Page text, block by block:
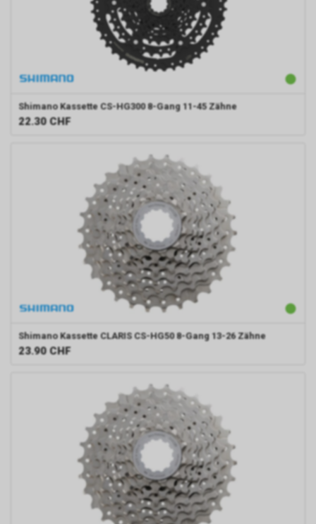
Shimano Kassette CS-HG300 8-Gang 11-45 Zähne
22.30 CHF
Shimano Kassette CLARIS CS-HG50 8-Gang 13-26 Zähne
23.90 CHF